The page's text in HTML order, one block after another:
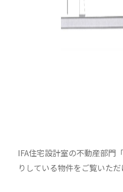
IFA住宅設計室の不動産部門
りしている物件をご覧いただ